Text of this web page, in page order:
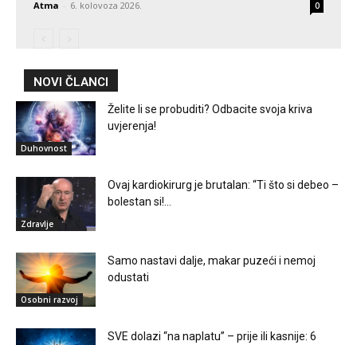
Atma - 6. kolovoza 2026. 0
NOVI ČLANCI
Duhovnost
Želite li se probuditi? Odbacite svoja kriva
uvjerenja!
Zdravlje
Ovaj kardiokirurg je brutalan: “Ti što si debeo –
bolestan si!...
Osobni razvoj
Samo nastavi dalje, makar puzeći i nemoj
odustati
SVE dolazi “na naplatu” – prije ili kasnije: 6